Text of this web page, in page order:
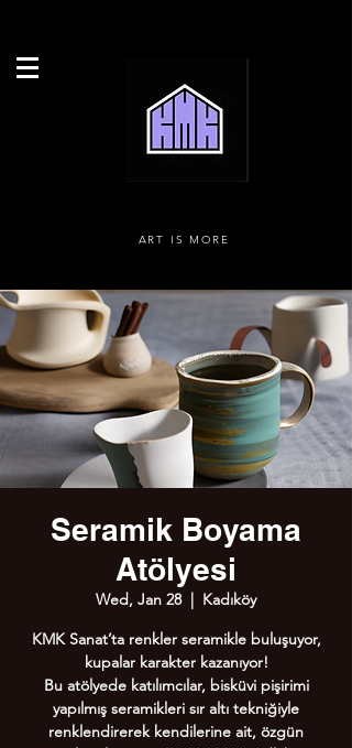
ART IS MORE
Seramik Boyama
Atölyesi
Wed, Jan 28
  |
Kadıköy
KMK Sanat’ta renkler seramikle buluşuyor,
kupalar karakter kazanıyor!
Bu atölyede katılımcılar, bisküvi pişirimi
yapılmış seramikleri sır altı tekniğiyle
renklendirerek kendilerine ait, özgün